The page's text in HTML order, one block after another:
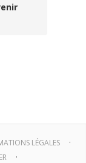
LÉGALES